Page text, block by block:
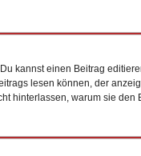
kannst einen Beitrag
lesen können, der
hinterlassen, warum sie